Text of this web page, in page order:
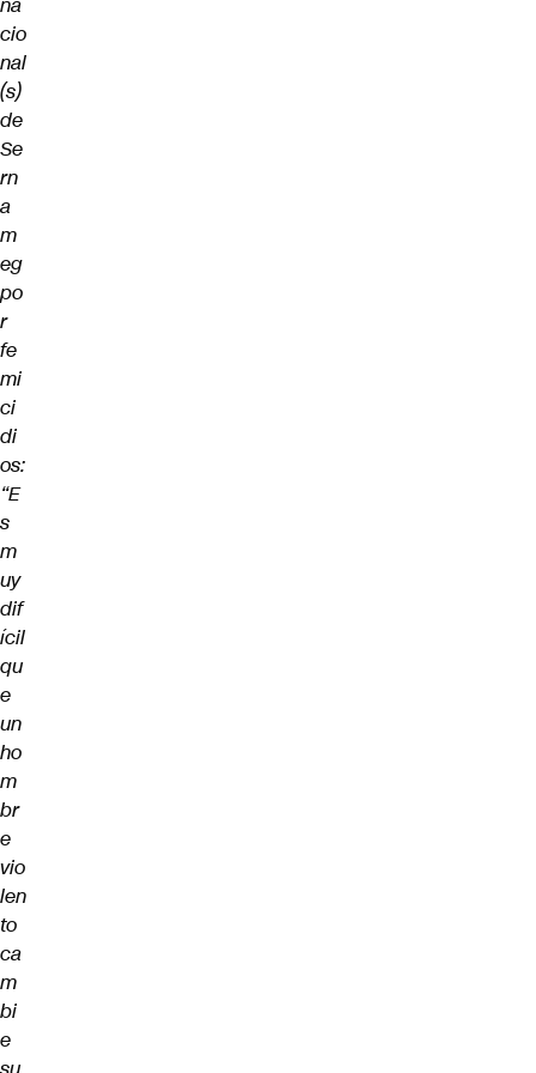
cio
nal
(s)
de
Se
rn
a
m
eg
po
r
fe
mi
ci
di
os:
“E
s
m
uy
dif
ícil
qu
e
un
ho
m
br
e
vio
len
to
ca
m
bi
e